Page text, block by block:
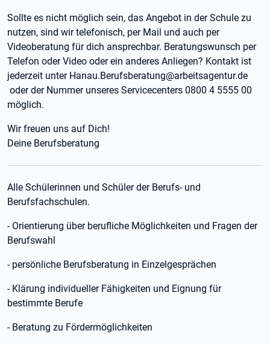
Sollte es nicht möglich sein, das Angebot in der Schule zu
nutzen, sind wir telefonisch, per Mail und auch per
Videoberatung für dich ansprechbar. Beratungswunsch per
Telefon oder Video oder ein anderes Anliegen? Kontakt ist
jederzeit unter Hanau.Berufsberatung@arbeitsagentur.de
oder der Nummer unseres Servicecenters 0800 4 5555 00
möglich.
Wir freuen uns auf Dich!
Deine Berufsberatung
Alle Schülerinnen und Schüler der Berufs- und
Berufsfachschulen.
- Orientierung über berufliche Möglichkeiten und Fragen der
Berufswahl
- persönliche Berufsberatung in Einzelgesprächen
- Klärung individueller Fähigkeiten und Eignung für
bestimmte Berufe
- Beratung zu Fördermöglichkeiten